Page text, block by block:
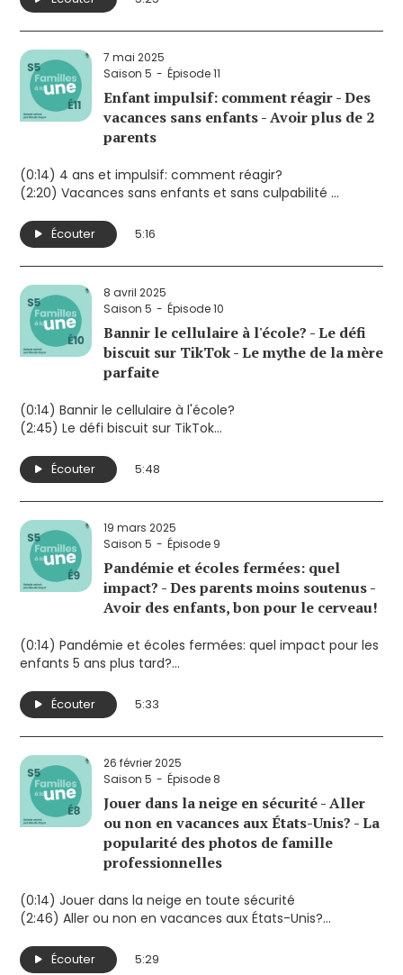
7 mai 2025
Saison 5
Épisode 11
Enfant impulsif: comment réagir - Des
vacances sans enfants - Avoir plus de 2
parents
(0:14) 4 ans et impulsif: comment réagir?
(2:20) Vacances sans enfants et sans culpabilité
Écouter 5:16
8 avril 2025
Saison 5
Épisode 10
Bannir le cellulaire à l'école? - Le défi
biscuit sur TikTok - Le mythe de la mère
parfaite
(0:14) Bannir le cellulaire à l'école?
(2:45) Le défi biscuit sur TikTok
Écouter 5:48
19 mars 2025
Saison 5
Épisode 9
Pandémie et écoles fermées: quel
impact? - Des parents moins soutenus -
Avoir des enfants, bon pour le cerveau!
(0:14) Pandémie et écoles fermées: quel impact pour les
enfants 5 ans plus tard?
de l'ISQ sur la parentalité
(4:39) Avoir des enfants, bon pour le cerveau!
Écouter 5:33
26 février 2025
Saison 5
Épisode 8
Jouer dans la neige en sécurité - Aller
ou non en vacances aux États-Unis? - La
popularité des photos de famille
professionnelles
(0:14) Jouer dans la neige en toute sécurité
(2:46) Aller ou non en vacances aux États-Unis?
popularité
Écouter 5:29